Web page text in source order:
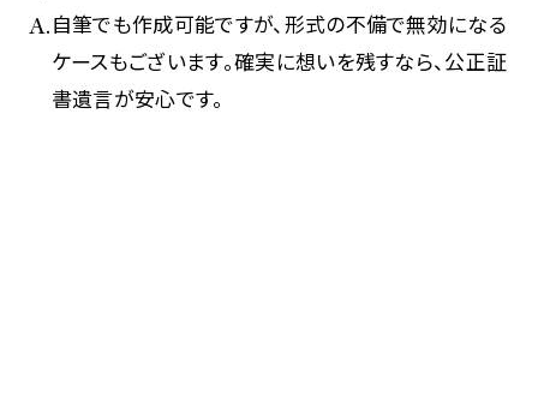
自筆でも作成可能ですが、形式の不備で無効になる
ケースもございます。確実に想いを残すなら、公正証
書遺言が安心です。